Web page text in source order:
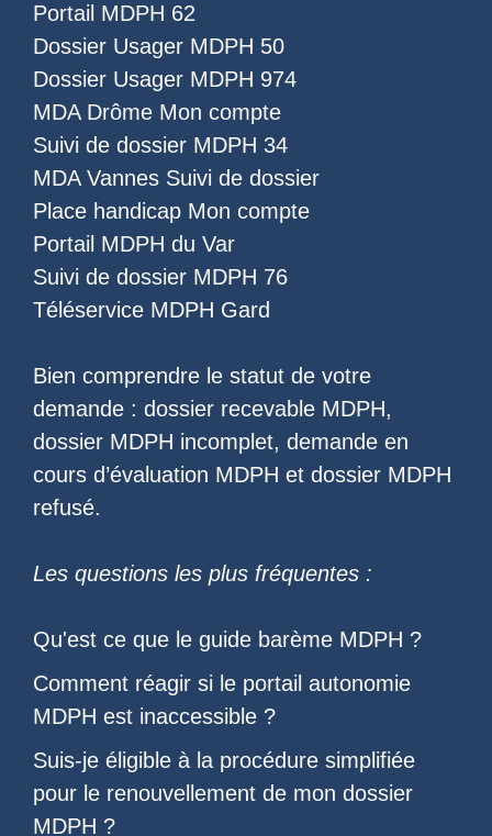
Portail MDPH 62
Dossier Usager MDPH 50
Dossier Usager MDPH 974
MDA Drôme Mon compte
Suivi de dossier MDPH 34
MDA Vannes Suivi de dossier
Place handicap Mon compte
Portail MDPH du Var
Suivi de dossier MDPH 76
Téléservice MDPH Gard
Bien comprendre le statut de votre
demande : dossier recevable MDPH,
dossier MDPH incomplet, demande en
cours d’évaluation MDPH et dossier MDPH
refusé.
Les questions les plus fréquentes :
Qu'est ce que le guide barème MDPH ?
Comment réagir si le portail autonomie
MDPH est inaccessible ?
Suis-je éligible à la procédure simplifiée
pour le renouvellement de mon dossier
MDPH ?